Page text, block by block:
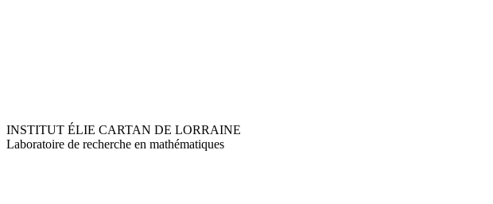
INSTITUT ÉLIE CARTAN DE LORRAINE
Laboratoire de recherche en mathématiques